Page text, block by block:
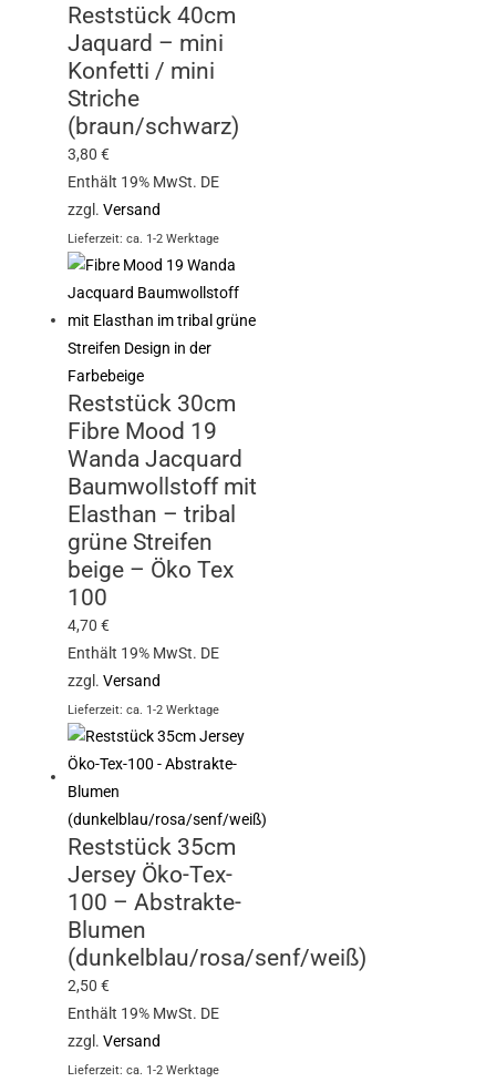
Reststück 40cm
Jaquard – mini
Konfetti / mini
Striche
(braun/schwarz)
3,80€
Enthält 19% MwSt. DE
zzgl.Versand
Lieferzeit: ca. 1-2 Werktage
Reststück 30cm
Fibre Mood 19
Wanda Jacquard
Baumwollstoff mit
Elasthan – tribal
grüne Streifen
beige – Öko Tex
100
4,70€
Enthält 19% MwSt. DE
zzgl.Versand
Lieferzeit: ca. 1-2 Werktage
Reststück 35cm
Jersey Öko-Tex-
100 – Abstrakte-
Blumen
(dunkelblau/rosa/senf/weiß)
2,50€
Enthält 19% MwSt. DE
zzgl.Versand
Lieferzeit: ca. 1-2 Werktage